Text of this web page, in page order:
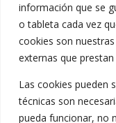
información que se
o tableta cada vez
cookies son
externas que
Las cookies pueden
técnicas son
pueda funcionar, no